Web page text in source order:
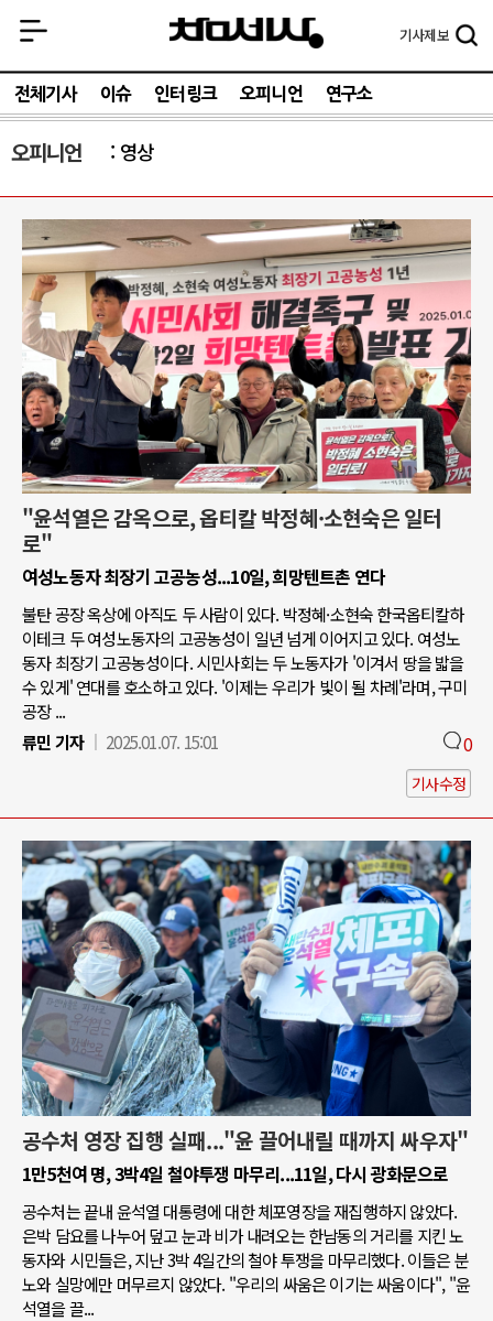
기사제보
전체기사 이슈 인터링크 오피니언 연구소
오피니언 영상
"윤석열은 감옥으로, 옵티칼 박정혜·소현숙은 일터
로"
여성노동자 최장기 고공농성...10일, 희망텐트촌 연다
불탄 공장 옥상에 아직도 두 사람이 있다. 박정혜·소현숙 한국옵티칼하
이테크 두 여성노동자의 고공농성이 일년 넘게 이어지고 있다. 여성노
동자 최장기 고공농성이다. 시민사회는 두 노동자가 '이겨서 땅을 밟을
수 있게' 연대를 호소하고 있다. '이제는 우리가 빛이 될 차례'라며, 구미
공장 ...
류민 기자
2025.01.07. 15:01 0
기사수정
공수처 영장 집행 실패..."윤 끌어내릴 때까지 싸우자"
1만5천여 명, 3박4일 철야투쟁 마무리...11일, 다시 광화문으로
공수처는 끝내 윤석열 대통령에 대한 체포영장을 재집행하지 않았다.
은박 담요를 나누어 덮고 눈과 비가 내려오는 한남동의 거리를 지킨 노
동자와 시민들은, 지난 3박 4일간의 철야 투쟁을 마무리했다. 이들은 분
노와 실망에만 머무르지 않았다. "우리의 싸움은 이기는 싸움이다", "윤
석열을 끌...